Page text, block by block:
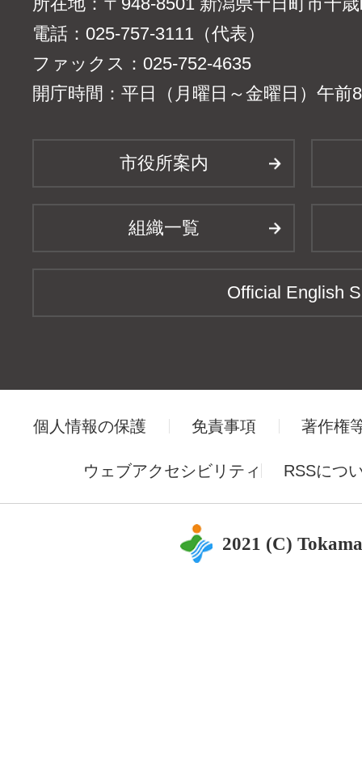
電話：025-757-3111（代表）
ファックス：025-752-4635
開庁時間：平日（月曜日～金曜日）午前
市役所案内
組織一覧
Official English
個人情報の保護 免責事項 著作権
ウェブアクセシビリティ RSSにつ
2021 (C)